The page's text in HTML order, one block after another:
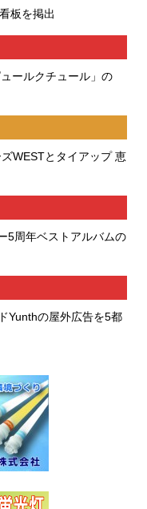
板を掲出
ールクチュール」の
WESTとタイアップ 恵
5周年ベストアルバムの
Yunthの屋外広告を5都